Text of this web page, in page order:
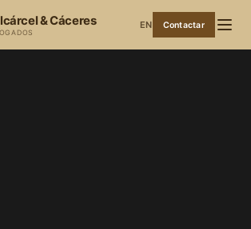
& Cáceres EN Contactar